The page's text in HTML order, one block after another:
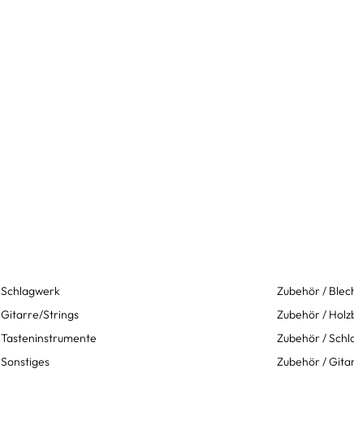
Schlagwerk
Gitarre/Strings
Tasteninstrumente
Sonstiges
Zubehör /
Zubehör /
Zubehör /
Zubehör /